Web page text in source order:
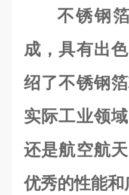
不锈钢
成，具有出
绍了不锈钢
实际工业领
还是航空航
优秀的性能和